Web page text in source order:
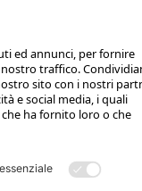
di spedizione